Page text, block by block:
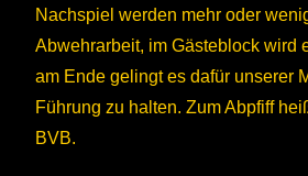
Nachspiel werden mehr oder
Abwehrarbeit, im Gästeblock wird
am Ende gelingt es dafür unserer
Führung zu halten. Zum Abpfiff
BVB.